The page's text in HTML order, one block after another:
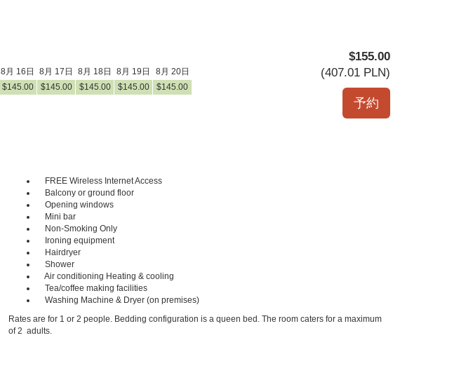
8月 16日 8月 17日 8月 18日 8月 19日
8月 20日
$145.00 $145.00 $145.00 $145.00 $145.00
$155.00
(407.01 PLN)
FREE Wireless Internet Access
Balcony or ground floor
Opening windows
Mini bar
Non-Smoking Only
Ironing equipment
Hairdryer
Shower
Air conditioning Heating & cooling
Tea/coffee making facilities
Washing Machine & Dryer (on premises)
Rates are for 1 or 2 people. Bedding configuration is a queen bed. The room caters for a maximum
of 2 adults.